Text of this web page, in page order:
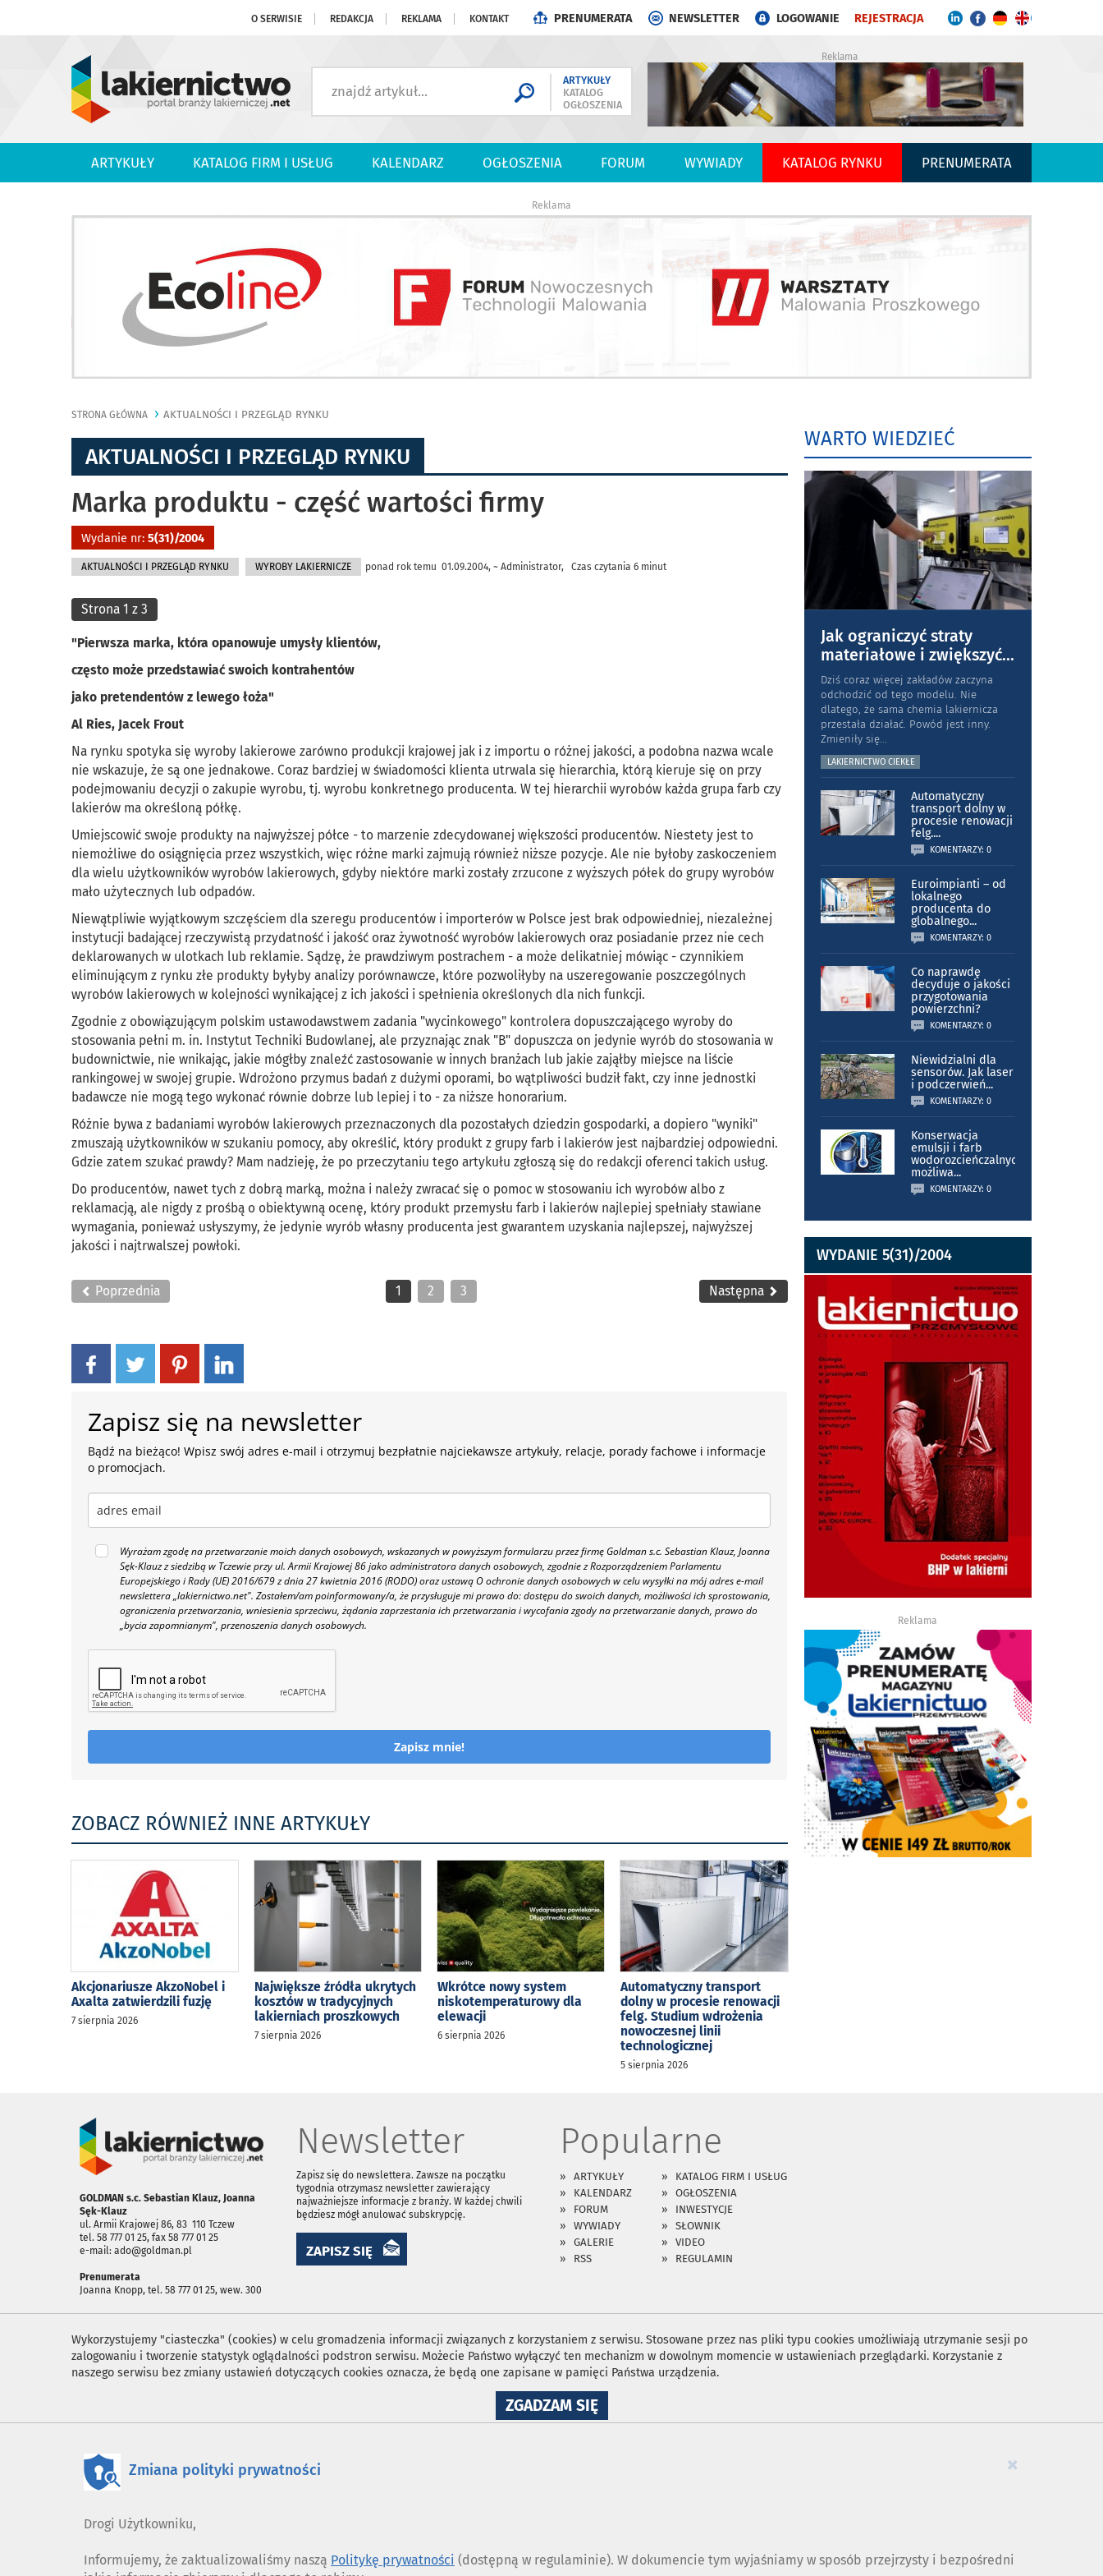
O SERWISIE REDAKCJA REKLAMA KONTAKT PRENUMERATA NEWSLETTER LOGOWANIE REJESTRACJA
ARTYKUŁY
KATALOG
OGŁOSZENIA
Reklama
ARTYKUŁY KATALOG FIRM I USŁUG KALENDARZ OGŁOSZENIA FORUM WYWIADY KATALOG RYNKU PRENUMERATA
Reklama
STRONA GŁÓWNA AKTUALNOŚCI I PRZEGLĄD RYNKU
AKTUALNOŚCI I PRZEGLĄD RYNKU
Marka produktu - część wartości firmy
Wydanie nr: 5(31)/2004
AKTUALNOŚCI I PRZEGLĄD RYNKU WYROBY LAKIERNICZE ponad rok temu 01.09.2004, ~ Administrator, Czas czytania 6 minut
Strona 1 z 3
"Pierwsza marka, która opanowuje umysły klientów,
często może przedstawiać swoich kontrahentów
jako pretendentów z lewego łoża"
Al Ries, Jacek Frout
Na rynku spotyka się wyroby lakierowe zarówno produkcji krajowej jak i z importu o różnej jakości, a podobna nazwa wcale
nie wskazuje, że są one jednakowe. Coraz bardziej w świadomości klienta utrwala się hierarchia, którą kieruje się on przy
podejmowaniu decyzji o zakupie wyrobu, tj. wyrobu konkretnego producenta. W tej hierarchii wyrobów każda grupa farb czy
lakierów ma określoną półkę.
Umiejscowić swoje produkty na najwyższej półce - to marzenie zdecydowanej większości producentów. Niestety jest to
niemożliwe do osiągnięcia przez wszystkich, więc różne marki zajmują również niższe pozycje. Ale nie byłoby zaskoczeniem
dla wielu użytkowników wyrobów lakierowych, gdyby niektóre marki zostały zrzucone z wyższych półek do grupy wyrobów
mało użytecznych lub odpadów.
Niewątpliwie wyjątkowym szczęściem dla szeregu producentów i importerów w Polsce jest brak odpowiedniej, niezależnej
instytucji badającej rzeczywistą przydatność i jakość oraz żywotność wyrobów lakierowych oraz posiadanie przez nie cech
deklarowanych w ulotkach lub reklamie. Sądzę, że prawdziwym postrachem - a może delikatniej mówiąc - czynnikiem
eliminującym z rynku złe produkty byłyby analizy porównawcze, które pozwoliłyby na uszeregowanie poszczególnych
wyrobów lakierowych w kolejności wynikającej z ich jakości i spełnienia określonych dla nich funkcji.
Zgodnie z obowiązującym polskim ustawodawstwem zadania "wycinkowego" kontrolera dopuszczającego wyroby do
stosowania pełni m. in. Instytut Techniki Budowlanej, ale przyznając znak "B" dopuszcza on jedynie wyrób do stosowania w
budownictwie, nie wnikając, jakie mógłby znaleźć zastosowanie w innych branżach lub jakie zająłby miejsce na liście
rankingowej w swojej grupie. Wdrożono przymus badań z dużymi oporami, bo wątpliwości budził fakt, czy inne jednostki
badawcze nie mogą tego wykonać równie dobrze lub lepiej i to - za niższe honorarium.
Różnie bywa z badaniami wyrobów lakierowych przeznaczonych dla pozostałych dziedzin gospodarki, a dopiero "wyniki"
zmuszają użytkowników w szukaniu pomocy, aby określić, który produkt z grupy farb i lakierów jest najbardziej odpowiedni.
Gdzie zatem szukać prawdy? Mam nadzieję, że po przeczytaniu tego artykułu zgłoszą się do redakcji oferenci takich usług.
Do producentów, nawet tych z dobrą marką, można i należy zwracać się o pomoc w stosowaniu ich wyrobów albo z
reklamacją, ale nigdy z prośbą o obiektywną ocenę, który produkt przemysłu farb i lakierów najlepiej spełniały stawiane
wymagania, ponieważ usłyszymy, że jedynie wyrób własny producenta jest gwarantem uzyskania najlepszej, najwyższej
jakości i najtrwalszej powłoki.
Poprzednia 1 2 3 Następna
Zapisz się na newsletter
Bądź na bieżąco! Wpisz swój adres e-mail i otrzymuj bezpłatnie najciekawsze artykuły, relacje, porady fachowe i informacje
o promocjach.
Wyrażam zgodę na przetwarzanie moich danych osobowych, wskazanych w powyższym formularzu przez firmę Goldman s.c. Sebastian Klauz, Joanna
Sęk-Klauz z siedzibą w Tczewie przy ul. Armii Krajowej 86 jako administratora danych osobowych, zgodnie z Rozporządzeniem Parlamentu
Europejskiego i Rady (UE) 2016/679 z dnia 27 kwietnia 2016 (RODO) oraz ustawą O ochronie danych osobowych w celu wysyłki na mój adres e-mail
newslettera „lakiernictwo.net". Zostałem/am poinformowany/a, że przysługuje mi prawo do: dostępu do swoich danych, możliwości ich sprostowania,
ograniczenia przetwarzania, wniesienia sprzeciwu, żądania zaprzestania ich przetwarzania i wycofania zgody na przetwarzanie danych, prawo do
„bycia zapomnianym", przenoszenia danych osobowych.
Zapisz mnie!
ZOBACZ RÓWNIEŻ INNE ARTYKUŁY
Akcjonariusze AkzoNobel i
Axalta zatwierdzili fuzję
7 sierpnia 2026
Największe źródła ukrytych
kosztów w tradycyjnych
lakierniach proszkowych
7 sierpnia 2026
Wkrótce nowy system
niskotemperaturowy dla
elewacji
6 sierpnia 2026
Automatyczny transport
dolny w procesie renowacji
felg. Studium wdrożenia
nowoczesnej linii
technologicznej
5 sierpnia 2026
WARTO WIEDZIEĆ
Jak ograniczyć straty
materiałowe i zwiększyć...
Dziś coraz więcej zakładów zaczyna
odchodzić od tego modelu. Nie
dlatego, że sama chemia lakiernicza
przestała działać. Powód jest inny.
Zmieniły się...
LAKIERNICTWO CIEKŁE
Automatyczny
transport dolny w
procesie renowacji
felg....
KOMENTARZY: 0
Euroimpianti – od
lokalnego
producenta do
globalnego...
KOMENTARZY: 0
Co naprawdę
decyduje o jakości
przygotowania
powierzchni?
KOMENTARZY: 0
Niewidzialni dla
sensorów. Jak laser
i podczerwień...
KOMENTARZY: 0
Konserwacja
emulsji i farb
wodorozcieńczalnych
możliwa...
KOMENTARZY: 0
WYDANIE 5(31)/2004
Reklama
GOLDMAN s.c. Sebastian Klauz, Joanna
Sęk-Klauz
ul. Armii Krajowej 86, 83 ­ 110 Tczew
tel. 58 777 01 25, fax 58 777 01 25
e-mail: ado@goldman.pl
Prenumerata
Joanna Knopp, tel. 58 777 01 25, wew. 300
Newsletter
Zapisz się do newslettera. Zawsze na początku
tygodnia otrzymasz newsletter zawierający
najważniejsze informacje z branży. W każdej chwili
będziesz mógł anulować subskrypcję.
ZAPISZ SIĘ
Popularne
ARTYKUŁY
KATALOG FIRM I USŁUG
KALENDARZ
OGŁOSZENIA
FORUM
INWESTYCJE
WYWIADY
SŁOWNIK
GALERIE
VIDEO
RSS
REGULAMIN
Wykorzystujemy "ciasteczka" (cookies) w celu gromadzenia informacji związanych z korzystaniem z serwisu. Stosowane przez nas pliki typu cookies umożliwiają utrzymanie sesji po
zalogowaniu i tworzenie statystyk oglądalności podstron serwisu. Możecie Państwo wyłączyć ten mechanizm w dowolnym momencie w ustawieniach przeglądarki. Korzystanie z
naszego serwisu bez zmiany ustawień dotyczących cookies oznacza, że będą one zapisane w pamięci Państwa urządzenia.
ZGADZAM SIĘNA
WYKORZYSTANIE
×
Zmiana polityki prywatności
Drogi Użytkowniku,
Informujemy, że zaktualizowaliśmy naszą Politykę prywatności (dostępną w regulaminie). W dokumencie tym wyjaśniamy w sposób przejrzysty i bezpośredni